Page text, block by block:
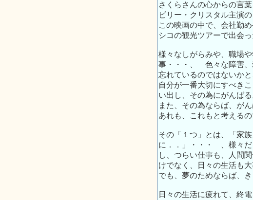
さくらさんの心からの言
ビリー・クリスタル主演
この映画の中で、会社勤
シコの観光ツアーで出会
様々なしがらみや、職場
事・・・、 色々な障害、
忘れているのではないか
自分が一番大切にすべき
い出し、その為にがんばる
また、その為ならば、がん
あれも、これもと考える
その「１つ」とは、「家
に．．」・・・ 、様々だ
し、つらい仕事も、人間
けでなく、日々の生活も
でも、夢のためならば、
日々の生活に疲れて、終